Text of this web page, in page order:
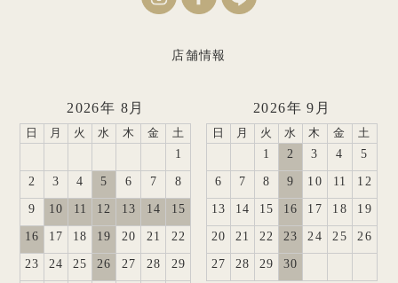
店舗情報
2026年 8月
日 月 火 水 木 金 土
1
2 3 4 5 6 7 8
9 10 11 12 13 14 15
16 17 18 19 20 21 22
23 24 25 26 27 28 29
2026年 9月
日 月 火 水 木 金 土
1 2 3 4 5
6 7 8 9 10 11 12
13 14 15 16 17 18 19
20 21 22 23 24 25 26
27 28 29 30